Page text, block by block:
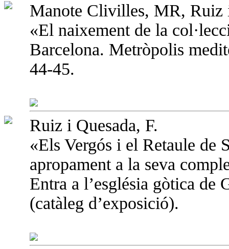
Manote Clivilles, MR, Ruiz
«El naixement de la
Barcelona. Metròpolis
44-45.
Ruiz i Quesada, F.
«Els Vergós i el Retaule de
apropament a la seva
Entra a l’església gòtica de
(catàleg d’exposició).